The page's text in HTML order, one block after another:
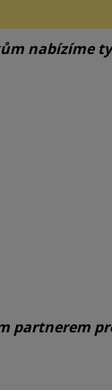
nabízíme
partnerem